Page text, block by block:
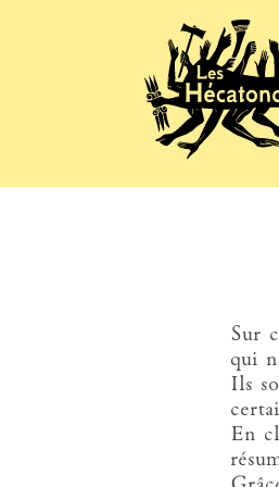
Sur
qui
Ils
En